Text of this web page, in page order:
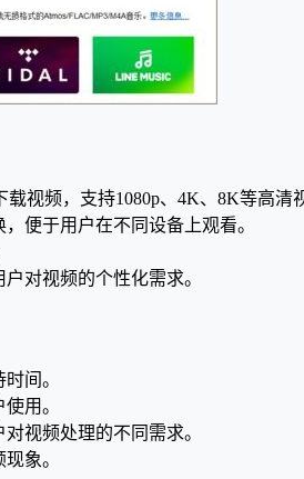
载视频，支持1080p、4K、8K等高清
便于用户在不同设备上观看。
对视频的个性化需求。
间。
用。
视频处理的不同需求。
象。